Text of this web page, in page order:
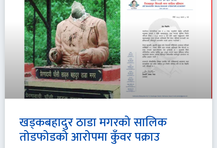
खड्कबहादुर ठाडा मगरको सालिक
तोडफोडको आरोपमा कुँवर पक्राउ